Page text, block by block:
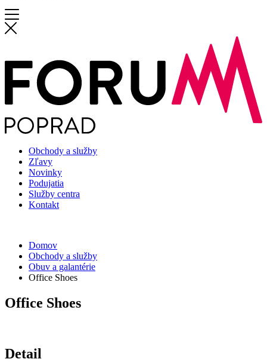
Obchody a služby
Zľavy
Novinky
Podujatia
Služby centra
Kontakt
Domov
Obchody a služby
Obuv a galantérie
Office Shoes
Office Shoes
Detail